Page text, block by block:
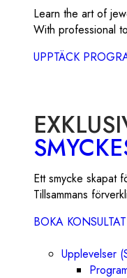
Learn the art of
With professional
UPPTÄCK
Ett smycke skapat
Tillsammans
BOKA
Upplevelser